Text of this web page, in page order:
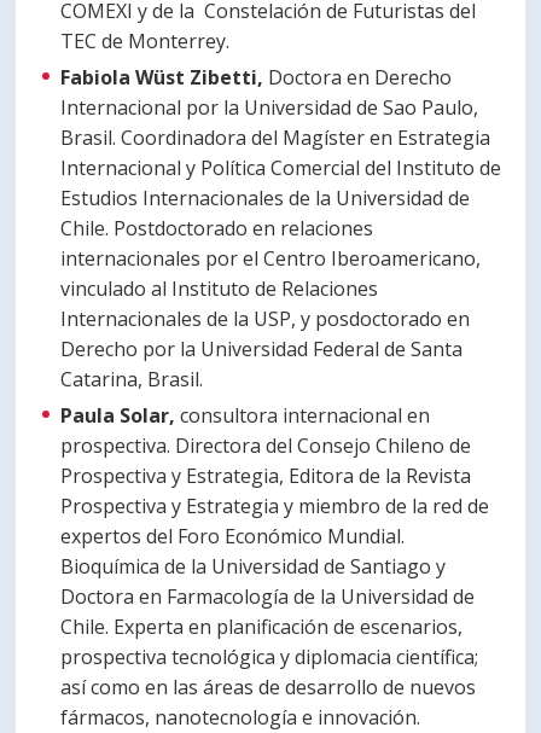
COMEXI y de la Constelación de Futuristas del
TEC de Monterrey.
Fabiola Wüst Zibetti, Doctora en Derecho
Internacional por la Universidad de Sao Paulo,
Brasil. Coordinadora del Magíster en Estrategia
Internacional y Política Comercial del Instituto de
Estudios Internacionales de la Universidad de
Chile. Postdoctorado en relaciones
internacionales por el Centro Iberoamericano,
vinculado al Instituto de Relaciones
Internacionales de la USP, y posdoctorado en
Derecho por la Universidad Federal de Santa
Catarina, Brasil.
Paula Solar, consultora internacional en
prospectiva. Directora del Consejo Chileno de
Prospectiva y Estrategia, Editora de la Revista
Prospectiva y Estrategia y miembro de la red de
expertos del Foro Económico Mundial.
Bioquímica de la Universidad de Santiago y
Doctora en Farmacología de la Universidad de
Chile. Experta en planificación de escenarios,
prospectiva tecnológica y diplomacia científica;
así como en las áreas de desarrollo de nuevos
fármacos, nanotecnología e innovación.